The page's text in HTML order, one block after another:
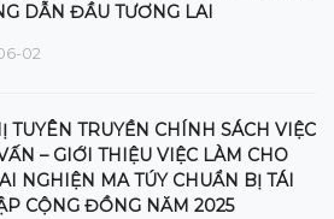
DẪN ĐẦU TƯƠNG LAI
02
TUYÊN TRUYỀN CHÍNH SÁCH VIỆC
– GIỚI THIỆU VIỆC LÀM CHO
NGHIỆN MA TÚY CHUẨN BỊ TÁI
CỘNG ĐỒNG NĂM 2025